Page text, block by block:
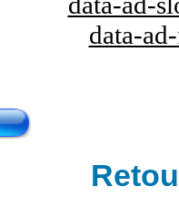
data-